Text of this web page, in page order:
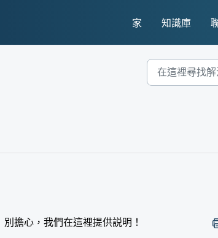
家 知識庫
擔心，我們在這裡提供説明！